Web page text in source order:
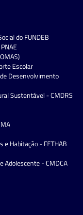
do FUNDEB
Escolar
Desenvolvimento
Sustentável - CMDRS
e Habitação - FETHAB
Adolescente - CMDCA